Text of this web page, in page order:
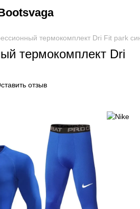
термокомплект Dri Fit park
термокомплект Dri
отзыв